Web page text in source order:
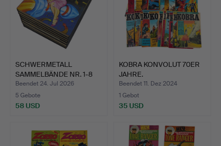
SCHWERMETALL
SAMMELBÄNDE NR. 1-8
(HEFTE 1-…
Beendet 24. Jul 2026
5 Gebote
58 USD
KOBRA KONVOLUT 70ER
JAHRE.
Beendet 11. Dez 2024
1 Gebot
35 USD